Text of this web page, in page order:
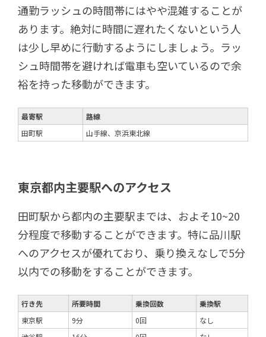
通勤ラッシュの時間帯にはやや混雑することが
あります。絶対に時間に遅れたくないという人
は少し早めに行動するようにしましょう。ラッ
シュ時間帯を避ければ電車も空いているので余
裕を持った移動ができます。
最寄駅
路線
田町駅
山手線、京浜東北線
東京都内主要駅へのアクセス
田町駅から都内の主要駅までは、およそ10~20
分程度で移動することができます。特に品川駅
へのアクセスが優れており、乗り換えなしで5分
以内での移動をすることができます。
行き先 所要時間 乗換回数
乗換駅
東京駅
9分 0回
なし